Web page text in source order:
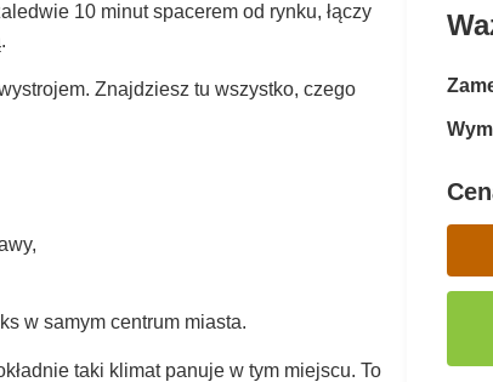
10 minut spacerem od rynku, łączy
Znajdziesz tu wszystko, czego
w samym centrum miasta.
taki klimat panuje w tym miejscu. To